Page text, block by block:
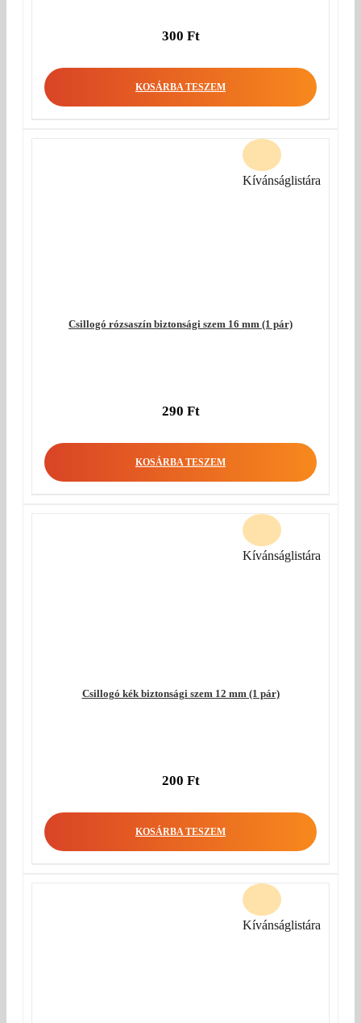
300 Ft
KOSÁRBA TESZEM
Csillogó rózsaszín biztonsági szem 16 mm (1 pár)
290 Ft
KOSÁRBA TESZEM
Kívánságlistára
Csillogó kék biztonsági szem 12 mm (1 pár)
200 Ft
KOSÁRBA TESZEM
Kívánságlistára
Kívánságlistára